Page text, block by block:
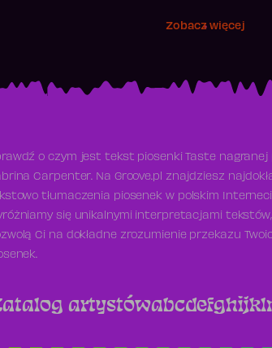
Zobacz więcej
o czym jest tekst piosenki Taste nagranej
Carpenter. Na Groove.pl znajdziesz
tłumaczenia piosenek w polskim
się unikalnymi interpretacjami
Ci na dokładne zrozumienie przekazu
artystówabcdefghijkl